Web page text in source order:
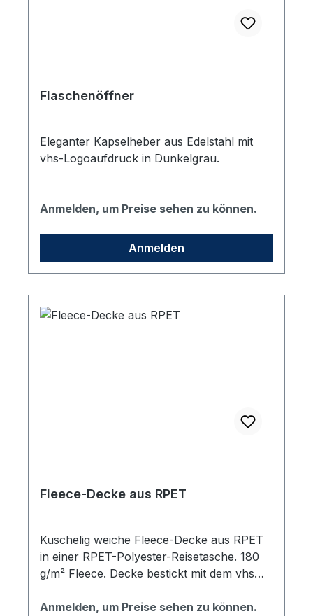
Flaschenöffner
Eleganter Kapselheber aus Edelstahl mit
vhs-Logoaufdruck in Dunkelgrau.
Anmelden, um Preise sehen zu können.
Anmelden
Fleece-Decke aus RPET
Kuschelig weiche Fleece-Decke aus RPET
in einer RPET-Polyester-Reisetasche. 180
g/m² Fleece. Decke bestickt mit dem vhs
Anmelden, um Preise sehen zu können.